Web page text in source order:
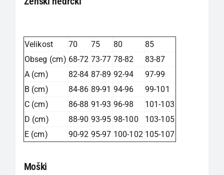
Velikost 70 75 80
85
Obseg (cm) 68-72 73-77 78-82
83-87
A (cm)
82-84 87-89 92-94
97-99
B (cm)
84-86 89-91 94-96
99-101
C (cm)
86-88 91-93 96-98
101-103
D (cm)
88-90 93-95 98-100
103-105
E (cm)
90-92 95-97 100-102 105-107
Moški